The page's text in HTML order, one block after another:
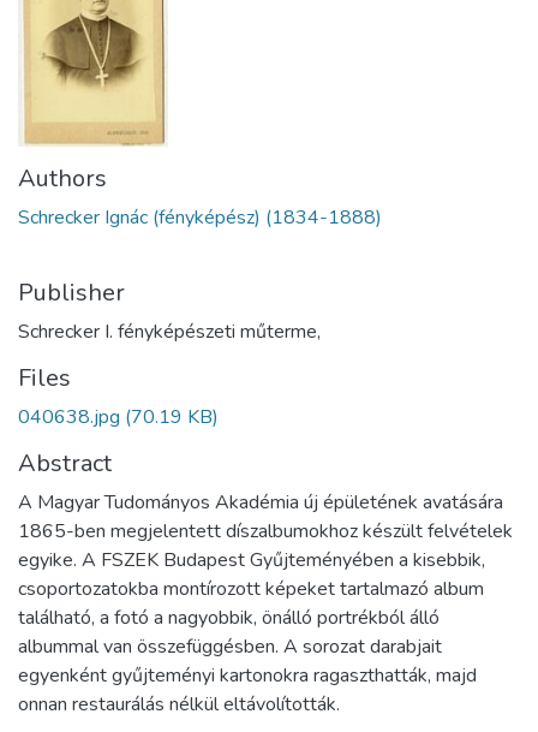
Authors
Schrecker Ignác (fényképész) (1834-1888)
Publisher
Schrecker I. fényképészeti műterme,
Files
040638.jpg (70.19 KB)
Abstract
A Magyar Tudományos Akadémia új épületének avatására
1865-ben megjelentett díszalbumokhoz készült felvételek
egyike. A FSZEK Budapest Gyűjteményében a kisebbik,
csoportozatokba montírozott képeket tartalmazó album
található, a fotó a nagyobbik, önálló portrékból álló
albummal van összefüggésben. A sorozat darabjait
egyenként gyűjteményi kartonokra ragaszthatták, majd
onnan restaurálás nélkül eltávolították.